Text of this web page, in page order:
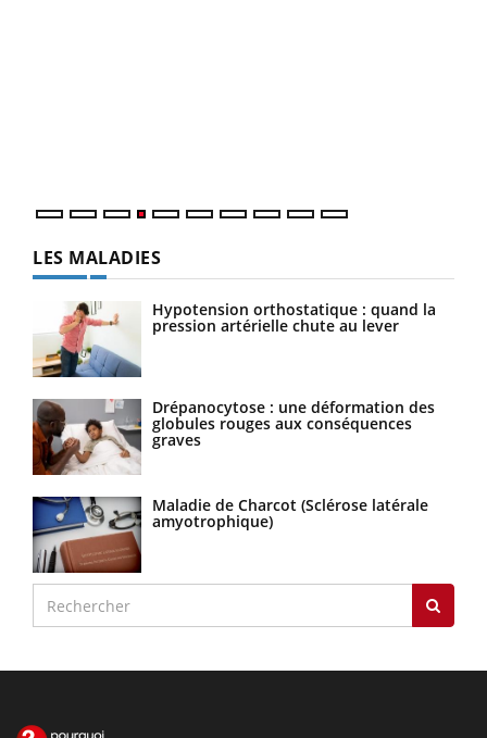
LES MALADIES
Hypotension orthostatique : quand la
pression artérielle chute au lever
Drépanocytose : une déformation des
globules rouges aux conséquences
graves
Maladie de Charcot (Sclérose latérale
amyotrophique)